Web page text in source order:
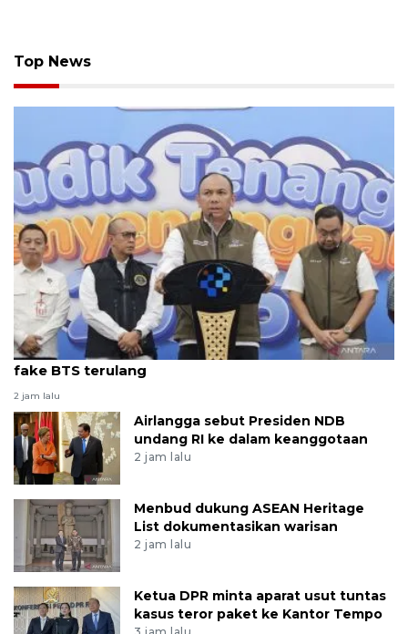
Top News
Kemkomdigi-opsel siapkan solusi teknologi cegah
fake BTS terulang
2 jam lalu
Airlangga sebut Presiden NDB
undang RI ke dalam keanggotaan
2 jam lalu
Menbud dukung ASEAN Heritage
List dokumentasikan warisan
2 jam lalu
Ketua DPR minta aparat usut tuntas
kasus teror paket ke Kantor Tempo